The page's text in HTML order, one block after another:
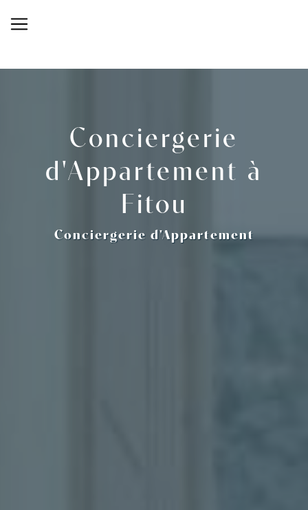
Conciergerie
d'Appartement à
Fitou
Conciergerie d'Appartement